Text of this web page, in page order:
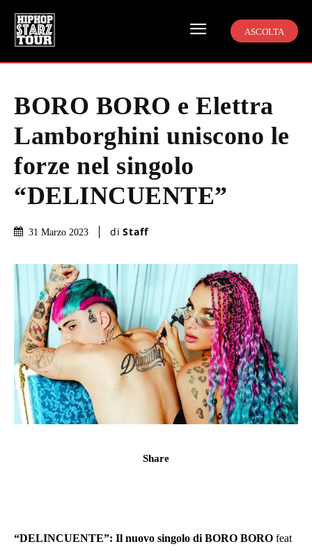
ASCOLTA
BORO BORO e Elettra
Lamborghini uniscono le
forze nel singolo
“DELINCUENTE”
31 Marzo 2023 di Staff
Share
“DELINCUENTE”: Il nuovo singolo di BORO BORO feat